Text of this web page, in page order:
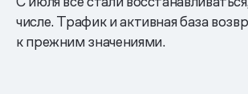
числе. Трафик и активная база
к прежним значениями.